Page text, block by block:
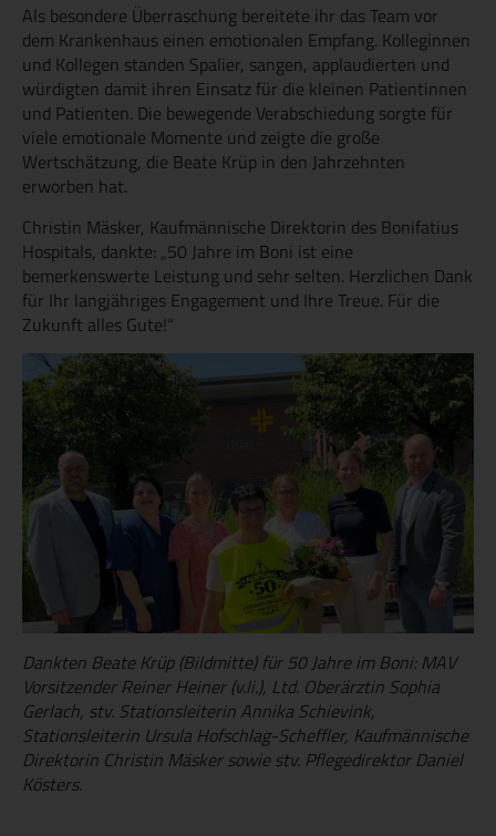
Als besondere Überraschung bereitete ihr das Team vor
dem Krankenhaus einen emotionalen Empfang. Kolleginnen
und Kollegen standen Spalier, sangen, applaudierten und
würdigten damit ihren Einsatz für die kleinen Patientinnen
und Patienten. Die bewegende Verabschiedung sorgte für
viele emotionale Momente und zeigte die große
Wertschätzung, die Beate Krüp in den Jahrzehnten
erworben hat.
Christin Mäsker, Kaufmännische Direktorin des Bonifatius
Hospitals, dankte: „50 Jahre im Boni ist eine
bemerkenswerte Leistung und sehr selten. Herzlichen Dank
für Ihr langjähriges Engagement und Ihre Treue. Für die
Zukunft alles Gute!“
Dankten Beate Krüp (Bildmitte) für 50 Jahre im Boni: MAV
Vorsitzender Reiner Heiner (v.li.), Ltd. Oberärztin Sophia
Gerlach, stv. Stationsleiterin Annika Schievink,
Stationsleiterin Ursula Hofschlag-Scheffler, Kaufmännische
Direktorin Christin Mäsker sowie stv. Pflegedirektor Daniel
Kösters.